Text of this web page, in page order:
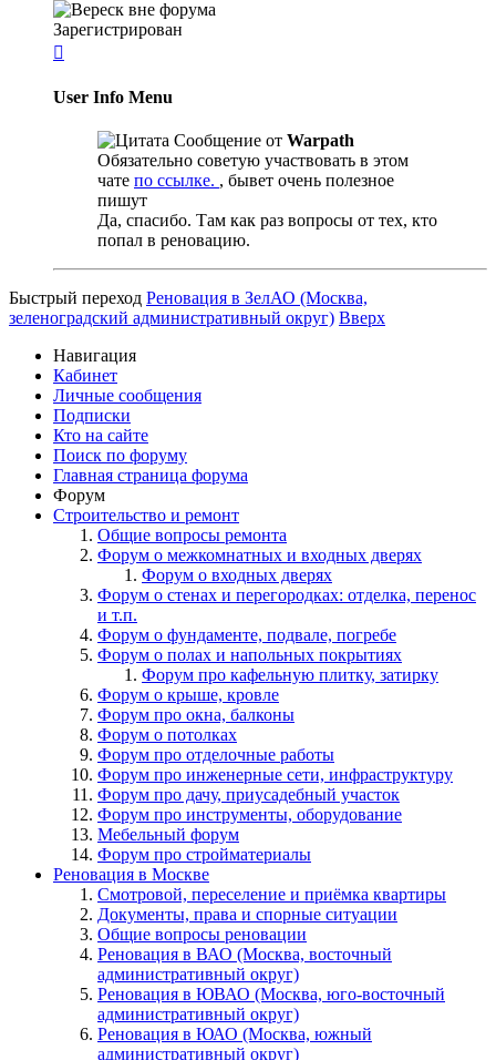
Зарегистрирован

User Info Menu
Сообщение от Warpath
Обязательно советую участвовать в этом
чате по ссылке. , бывет очень полезное
пишут
Да, спасибо. Там как раз вопросы от тех, кто
попал в реновацию.
Быстрый переход Реновация в ЗелАО (Москва,
зеленоградский административный округ) Вверх
Навигация
Кабинет
Личные сообщения
Подписки
Кто на сайте
Поиск по форуму
Главная страница форума
Форум
Строительство и ремонт
Общие вопросы ремонта
Форум о межкомнатных и входных дверях
Форум о входных дверях
Форум о стенах и перегородках: отделка, перенос
и т.п.
Форум о фундаменте, подвале, погребе
Форум о полах и напольных покрытиях
Форум про кафельную плитку, затирку
Форум о крыше, кровле
Форум про окна, балконы
Форум о потолках
Форум про отделочные работы
Форум про инженерные сети, инфраструктуру
Форум про дачу, приусадебный участок
Форум про инструменты, оборудование
Мебельный форум
Форум про стройматериалы
Реновация в Москве
Смотровой, переселение и приёмка квартиры
Документы, права и спорные ситуации
Общие вопросы реновации
Реновация в ВАО (Москва, восточный
административный округ)
Реновация в ЮВАО (Москва, юго-восточный
административный округ)
Реновация в ЮАО (Москва, южный
административный округ)